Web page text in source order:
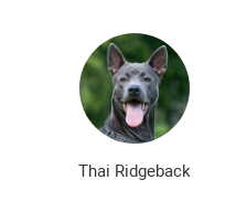
Thai Ridgeback